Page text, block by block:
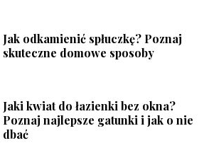
Jak odkamienić spłuczkę? Poznaj
skuteczne domowe sposoby
Jaki kwiat do łazienki bez okna?
Poznaj najlepsze gatunki i jak o nie
dbać